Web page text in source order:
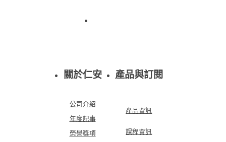
關於仁安
公司介紹
年度記事
榮譽獎項
產品與訂閱
產品資訊
課程資訊